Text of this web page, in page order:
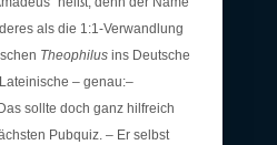
als die 1:1-Verwandlung
Theophilus ins Deutsche
– genau:–
sollte doch ganz hilfreich
Pubquiz. – Er selbst